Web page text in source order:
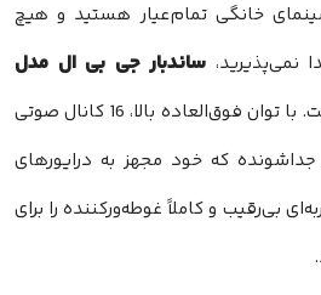
خانگی تمام‌عیار هستید و هیچ
ساندبار جی بی ال مدل
انتخاب شماست. با توان فوق‌العاده بالا، 16 کانال صوتی
که خود مجهز به درایورهای
و کاملاً غوطه‌ورکننده را برای